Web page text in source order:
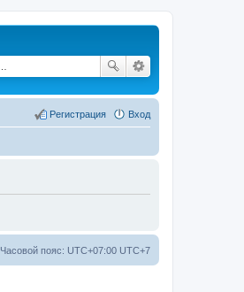
Вход
Регистрация
Часовой пояс: UTC+07:00 UTC+7